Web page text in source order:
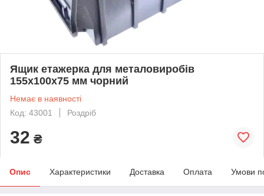
Ящик етажерка для металовиробів
155х100х75 мм чорний
Немає в наявності
Код: 43001
Роздріб
32 ₴
Опис Характеристики Доставка Оплата Умови